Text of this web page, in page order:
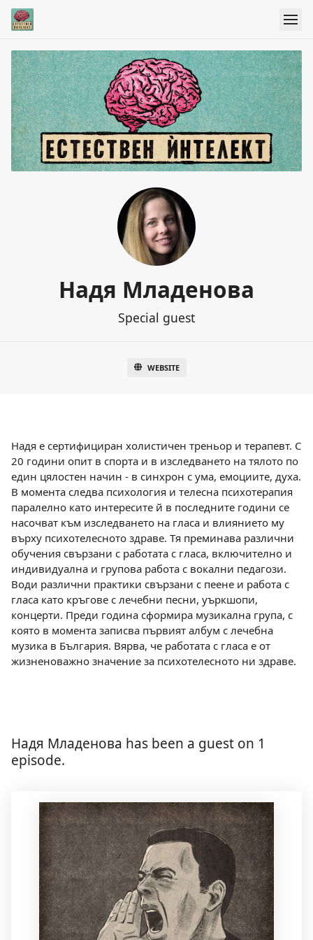
Надя Младенова
Special guest
WEBSITE
Надя е сертифициран холистичен треньор и терапевт. С
20 години опит в спорта и в изследването на тялото по
един цялостен начин - в синхрон с ума, емоциите, духа.
В момента следва психология и телесна психотерапия
паралелно като интересите й в последните години се
насочват към изследването на гласа и влиянието му
върху психотелесното здраве. Тя преминава различни
обучения свързани с работата с гласа, включително и
индивидуална и групова работа с вокални педагози.
Води различни практики свързани с пеене и работа с
гласа като кръгове с лечебни песни, уъркшопи,
концерти. Преди година сформира музикална група, с
която в момента записва първият албум с лечебна
музика в България. Вярва, че работата с гласа е от
жизненоважно значение за психотелесното ни здраве.
Надя Младенова has been a guest on 1
episode.